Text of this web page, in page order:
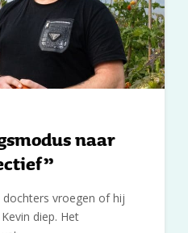
naar
vroegen of hij
diep. Het